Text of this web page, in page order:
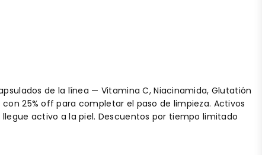
de la línea — Vitamina C, Niacinamida, Glutatión
25% off para completar el paso de limpieza. Activos
activo a la piel. Descuentos por tiempo limitado